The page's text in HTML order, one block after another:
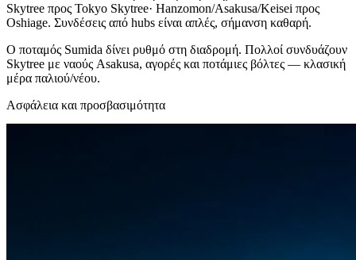
Skytree προς Tokyo Skytree· Hanzomon/Asakusa/Keisei προς
Oshiage. Συνδέσεις από hubs είναι απλές, σήμανση καθαρή.
Ο ποταμός Sumida δίνει ρυθμό στη διαδρομή. Πολλοί συνδυάζουν
Skytree με ναούς Asakusa, αγορές και ποτάμιες βόλτες — κλασική
μέρα παλιού/νέου.
Ασφάλεια και προσβασιμότητα